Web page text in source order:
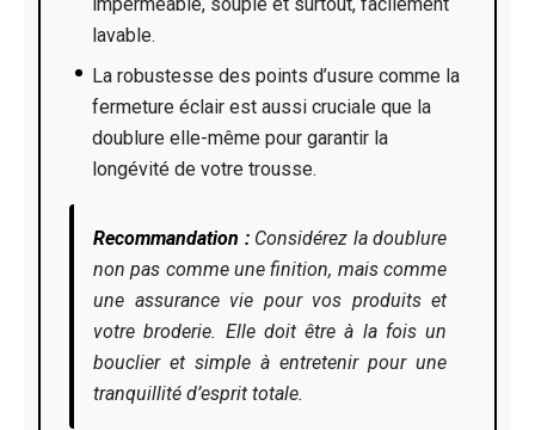
lavable.
La robustesse des points d’usure comme la
fermeture éclair est aussi cruciale que la
doublure elle-même pour garantir la
longévité de votre trousse.
Recommandation :Considérez la doublure
non pas comme une finition, mais comme
une assurance vie pour vos produits et
votre broderie. Elle doit être à la fois un
bouclier et simple à entretenir pour une
tranquillité d’esprit totale.